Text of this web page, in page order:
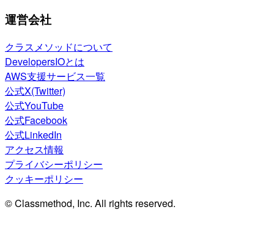
運営会社
クラスメソッドについて
DevelopersIOとは
AWS支援サービス一覧
公式X(Twitter)
公式YouTube
公式Facebook
公式LinkedIn
アクセス情報
プライバシーポリシー
クッキーポリシー
© Classmethod, Inc. All rights reserved.